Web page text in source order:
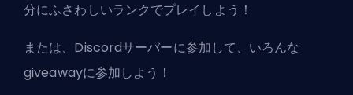
分にふさわしいランクでプレイしよう！
または、 Discordサーバーに参加して、いろんな
giveawayに参加しよう！